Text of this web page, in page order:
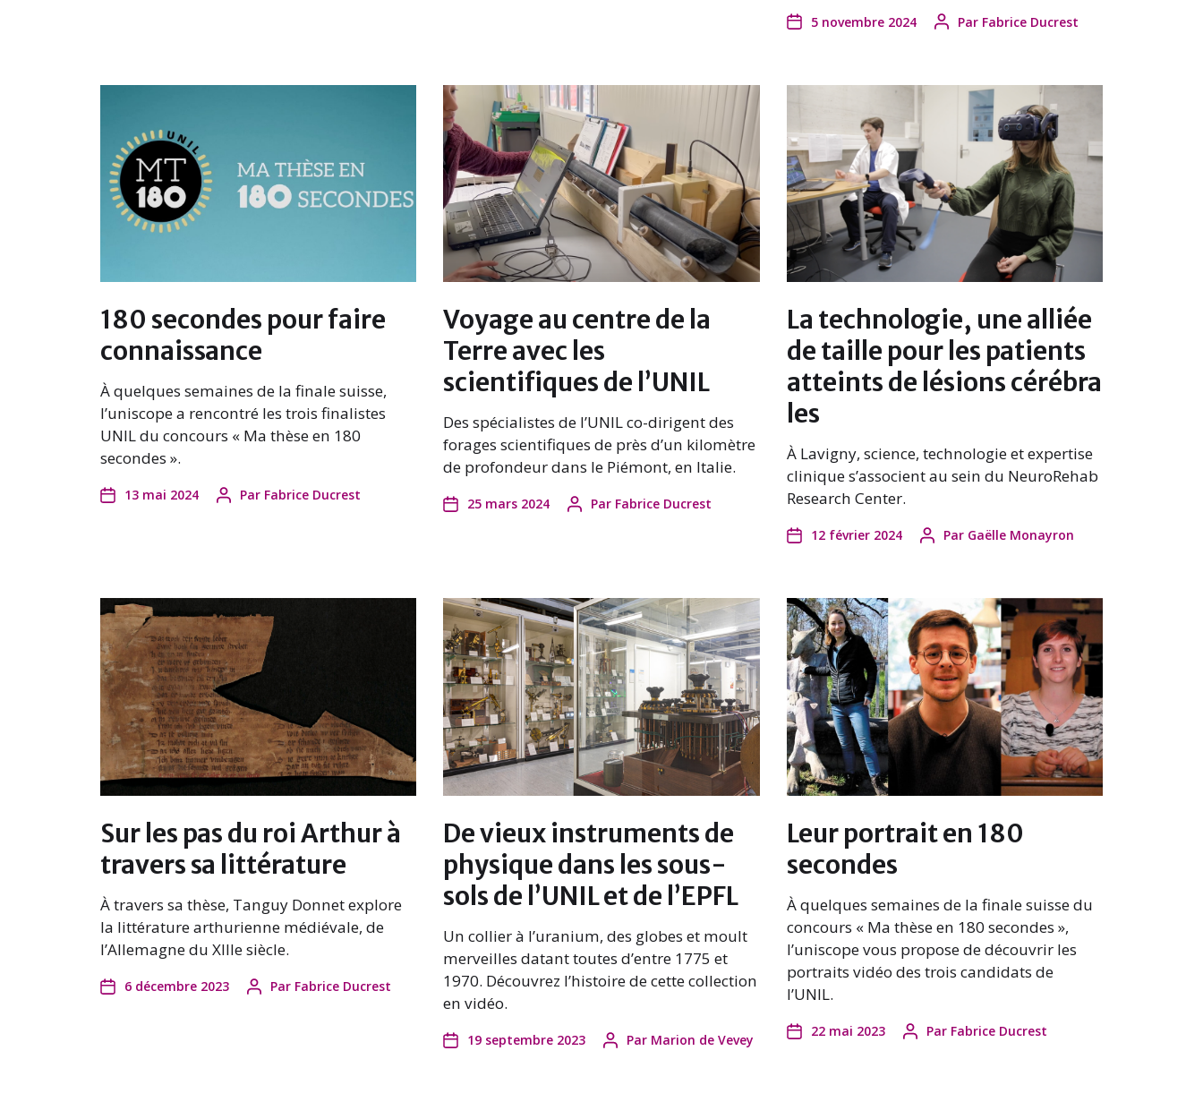
5 novembre 2024 Par Fabrice Ducrest
180 secondes pour faire
connaissance
À quelques semaines de la finale suisse,
l’uniscope a rencontré les trois finalistes
UNIL du concours « Ma thèse en 180
secondes ».
13 mai 2024 Par Fabrice Ducrest
Voyage au centre de la
Terre avec les
scientifiques de l’UNIL
Des spécialistes de l’UNIL co-dirigent des
forages scientifiques de près d’un kilomètre
de profondeur dans le Piémont, en Italie.
25 mars 2024 Par Fabrice Ducrest
La technologie, une alliée
de taille pour les patients
atteints de lésions cérébra
les
À Lavigny, science, technologie et expertise
clinique s’associent au sein du NeuroRehab
Research Center.
12 février 2024 Par Gaëlle Monayron
Sur les pas du roi Arthur à
travers sa littérature
À travers sa thèse, Tanguy Donnet explore
la littérature arthurienne médiévale, de
l’Allemagne du XIIIe siècle.
6 décembre 2023 Par Fabrice Ducrest
De vieux instruments de
physique dans les sous-
sols de l’UNIL et de l’EPFL
Un collier à l’uranium, des globes et moult
merveilles datant toutes d’entre 1775 et
1970. Découvrez l’histoire de cette collection
en vidéo.
19 septembre 2023 Par Marion de Vevey
Leur portrait en 180
secondes
À quelques semaines de la finale suisse du
concours « Ma thèse en 180 secondes »,
l’uniscope vous propose de découvrir les
portraits vidéo des trois candidats de
l’UNIL.
22 mai 2023 Par Fabrice Ducrest